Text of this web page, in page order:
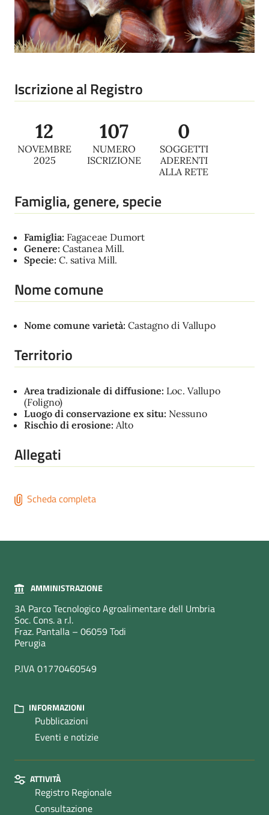
Iscrizione al Registro
12
NOVEMBRE
2025
107
NUMERO
ISCRIZIONE
0
SOGGETTI
ADERENTI
ALLA RETE
Famiglia, genere, specie
Famiglia: Fagaceae Dumort
Genere: Castanea Mill.
Specie: C. sativa Mill.
Nome comune
Nome comune varietà: Castagno di Vallupo
Territorio
Area tradizionale di diffusione: Loc. Vallupo
(Foligno)
Luogo di conservazione ex situ: Nessuno
Rischio di erosione: Alto
Allegati
Scheda completa
AMMINISTRAZIONE
3A Parco Tecnologico Agroalimentare dell Umbria
Soc. Cons. a r.l.
Fraz. Pantalla – 06059 Todi
Perugia
P.IVA 01770460549
INFORMAZIONI
Pubblicazioni
Eventi e notizie
ATTIVITÀ
Registro Regionale
Consultazione